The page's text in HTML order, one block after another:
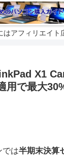
アフィリエイト
X1
用で最大
では半期末決算